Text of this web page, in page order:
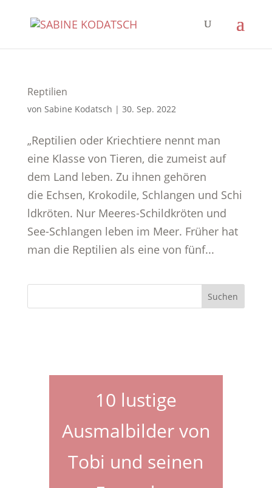
Reptilien
von Sabine Kodatsch | 30. Sep. 2022
„Reptilien oder Kriechtiere nennt man
eine Klasse von Tieren, die zumeist auf
dem Land leben. Zu ihnen gehören
die Echsen, Krokodile, Schlangen und Schi
ldkröten. Nur Meeres-Schildkröten und
See-Schlangen leben im Meer. Früher hat
man die Reptilien als eine von fünf...
10 lustige
Ausmalbilder von
Tobi und seinen